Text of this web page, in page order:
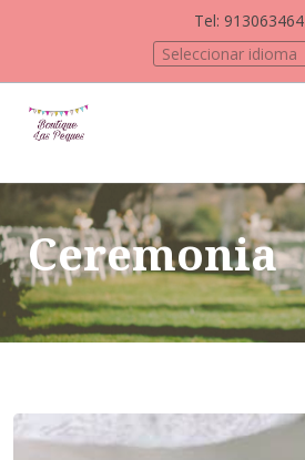
Tel: 913063464
Seleccionar idioma
Ceremonia